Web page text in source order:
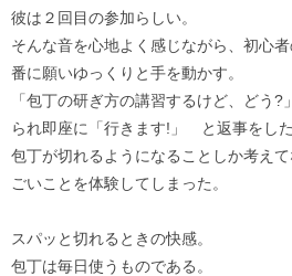
彼は２回目の参加らしい。
そんな音を心地よく感じながら、初心
番に願いゆっくりと手を動かす。
「包丁の研ぎ方の講習するけど、どう
られ即座に「行きます!」 と返事をした
包丁が切れるようになることしか考え
ごいことを体験してしまった。
スパッと切れるときの快感。
包丁は毎日使うものである。